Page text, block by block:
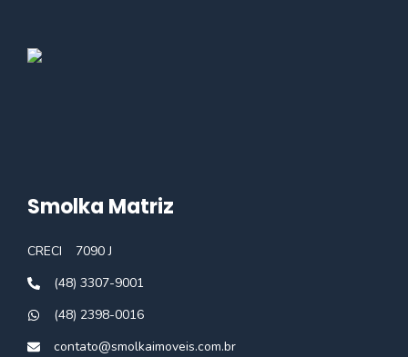
Smolka Matriz
CRECI
7090 J
(48) 3307-9001
(48) 2398-0016
contato@smolkaimoveis.com.br